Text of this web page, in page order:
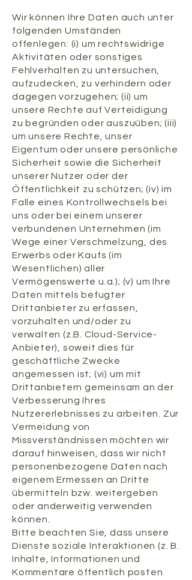
Wir können Ihre Daten auch unter
folgenden Umständen
offenlegen: (i) um rechtswidrige
Aktivitäten oder sonstiges
Fehlverhalten zu untersuchen,
aufzudecken, zu verhindern oder
dagegen vorzugehen; (ii) um
unsere Rechte auf Verteidigung
zu begründen oder auszuüben; (iii)
um unsere Rechte, unser
Eigentum oder unsere persönliche
Sicherheit sowie die Sicherheit
unserer Nutzer oder der
Öffentlichkeit zu schützen; (iv) im
Falle eines Kontrollwechsels bei
uns oder bei einem unserer
verbundenen Unternehmen (im
Wege einer Verschmelzung, des
Erwerbs oder Kaufs (im
Wesentlichen) aller
Vermögenswerte u.a.); (v) um Ihre
Daten mittels befugter
Drittanbieter zu erfassen,
vorzuhalten und/oder zu
verwalten (z.B. Cloud-Service-
Anbieter), soweit dies für
geschäftliche Zwecke
angemessen ist; (vi) um mit
Drittanbietern gemeinsam an der
Verbesserung Ihres
Nutzererlebnisses zu arbeiten. Zur
Vermeidung von
Missverständnissen möchten wir
darauf hinweisen, dass wir nicht
personenbezogene Daten nach
eigenem Ermessen an Dritte
übermitteln bzw. weitergeben
oder anderweitig verwenden
können.
Bitte beachten Sie, dass unsere
Dienste soziale Interaktionen (z. B.
Inhalte, Informationen und
Kommentare öffentlich posten